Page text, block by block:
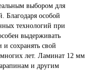
выбором для
Благодаря особой
технологий при
выдерживать
и сохранять свой
лет. Ламинат 12 мм
и другим